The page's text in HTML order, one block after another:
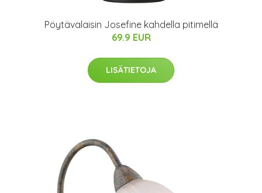
Pöytävalaisin Josefine kahdella pitimellä
69.9 EUR
LISÄTIETOJA